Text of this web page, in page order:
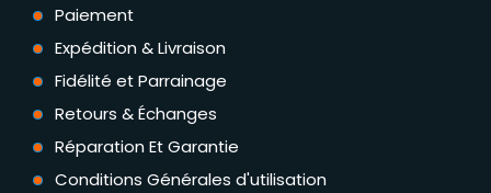
Paiement
Expédition & Livraison
Fidélité et Parrainage
Retours & Échanges
Réparation Et Garantie
Conditions Générales d'utilisation